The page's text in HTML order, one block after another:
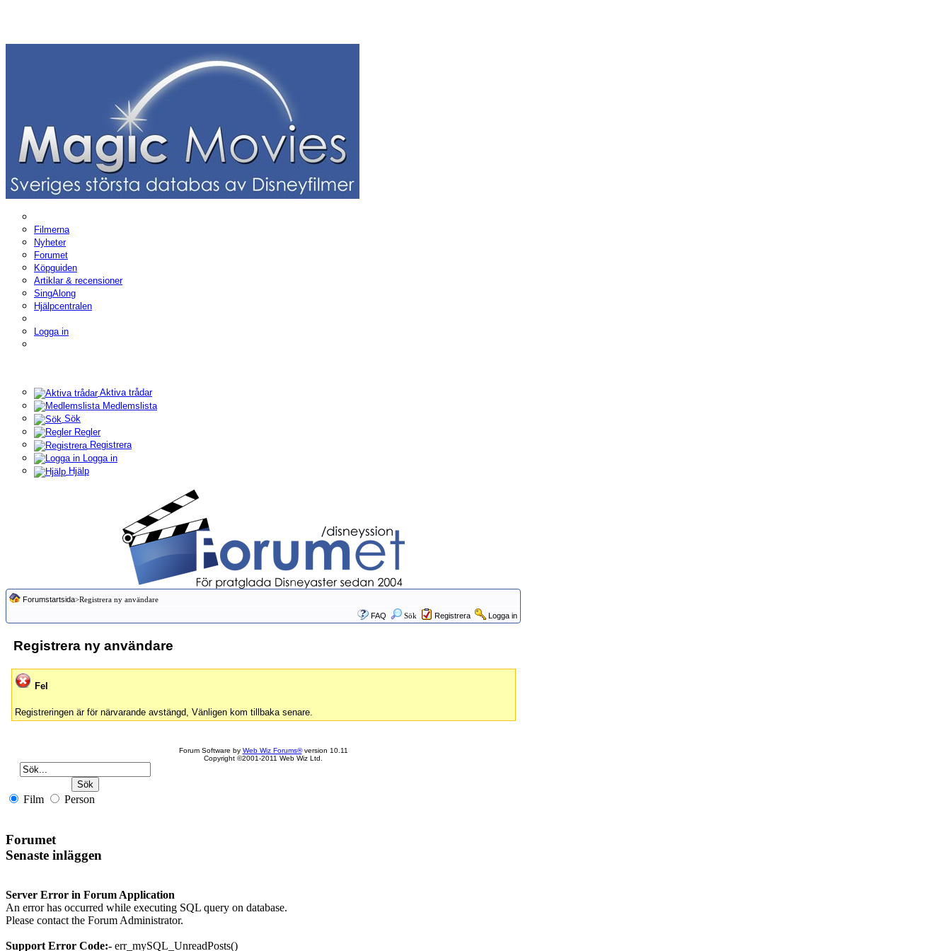
Filmerna
Nyheter
Forumet
Köpguiden
Artiklar & recensioner
SingAlong
Hjälpcentralen
Logga in
Aktiva trådar
Medlemslista
Sök
Regler
Registrera
Logga in
Hjälp
Forumstartsida>Registrera ny användare
FAQ
Sök Registrera Logga in
Registrera ny användare
Fel
Registreringen är för närvarande avstängd, Vänligen kom tillbaka senare.
Forum Software by Web Wiz Forums®version 10.11
Copyright ©2001-2011 Web Wiz Ltd.
Film Person
Forumet
Senaste inläggen
Server Error in Forum Application
An error has occurred while executing SQL query on database.
Please contact the Forum Administrator.
Support Error Code:- err_mySQL_UnreadPosts()